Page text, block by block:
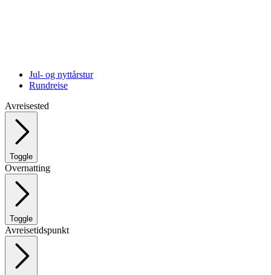
Jul- og nyttårstur
Rundreise
Avreisested
Toggle
Overnatting
Toggle
Avreisetidspunkt